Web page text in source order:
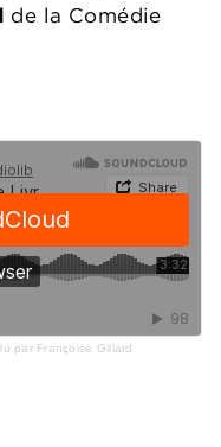
de la Comédie
par Françoise Gillard